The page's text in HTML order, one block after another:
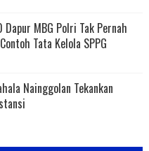
MBG Polri Tak Pernah
Tata Kelola SPPG
Nainggolan Tekankan